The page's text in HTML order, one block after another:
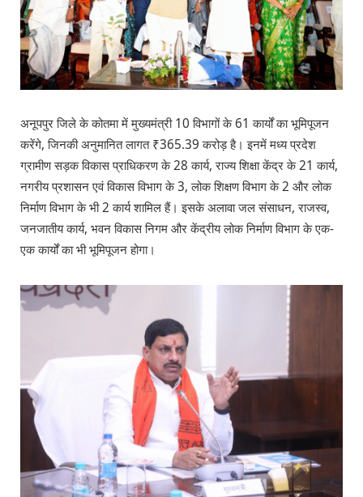
अनूपपुर जिले के कोतमा में मुख्यमंत्री 10 विभागों के 61 कार्यों का भूमिपूजन
करेंगे, जिनकी अनुमानित लागत ₹365.39 करोड़ है। इनमें मध्य प्रदेश
ग्रामीण सड़क विकास प्राधिकरण के 28 कार्य, राज्य शिक्षा केंद्र के 21 कार्य,
नगरीय प्रशासन एवं विकास विभाग के 3, लोक शिक्षण विभाग के 2 और लोक
निर्माण विभाग के भी 2 कार्य शामिल हैं। इसके अलावा जल संसाधन, राजस्व,
जनजातीय कार्य, भवन विकास निगम और केंद्रीय लोक निर्माण विभाग के एक-
एक कार्यों का भी भूमिपूजन होगा।